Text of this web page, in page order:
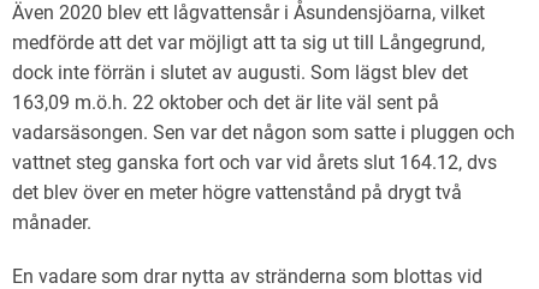
Även 2020 blev ett lågvattensår i Åsundensjöarna, vilket
medförde att det var möjligt att ta sig ut till Långegrund,
dock inte förrän i slutet av augusti. Som lägst blev det
163,09 m.ö.h. 22 oktober och det är lite väl sent på
vadarsäsongen. Sen var det någon som satte i pluggen och
vattnet steg ganska fort och var vid årets slut 164.12, dvs
det blev över en meter högre vattenstånd på drygt två
månader.
En vadare som drar nytta av stränderna som blottas vid